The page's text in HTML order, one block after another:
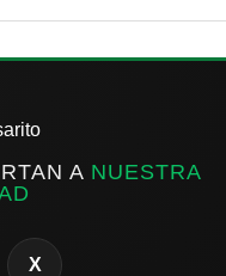
A NUESTRA
X